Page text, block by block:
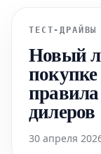
ТЕСТ-
Новый
дилеров
30 апреля